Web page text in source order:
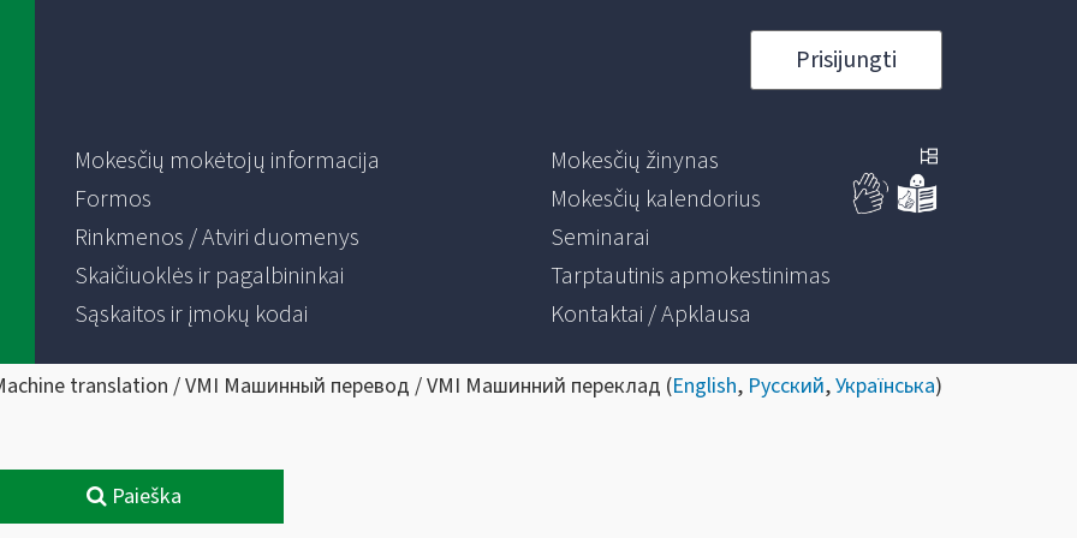
Prisijungti
Mokesčių mokėtojų informacija
Formos
Rinkmenos / Atviri duomenys
Skaičiuoklės ir pagalbininkai
Sąskaitos ir įmokų kodai
Mokesčių žinynas
Mokesčių kalendorius
Seminarai
Tarptautinis apmokestinimas
Kontaktai / Apklausa
translation / VMI Машинный перевод / VMI Машинний переклад (English, Русский,Українська)
Paieška